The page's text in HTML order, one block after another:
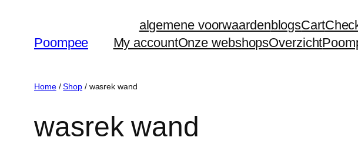
Poompee
algemene voorwaardenblogsCart
My accountOnze webshopsOverzicht
Home/Shop/ wasrek wand
wasrek wand